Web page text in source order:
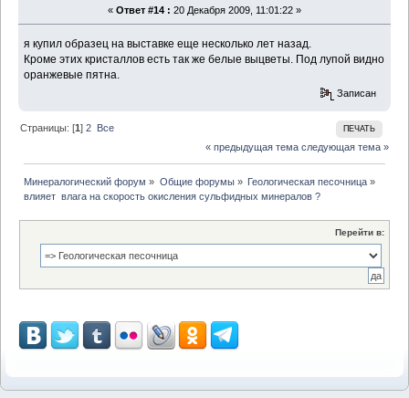
« Ответ #14 : 20 Декабря 2009, 11:01:22 »
я купил образец на выставке еще несколько лет назад.
Кроме этих кристаллов есть так же белые выцветы. Под лупой видно
оранжевые пятна.
Записан
ПЕЧАТЬ
Страницы: [1]2 Все
« предыдущая тема следующая тема »
Минералогический форум » Общие форумы» Геологическая песочница»
влияет  влага на скорость окисления сульфидных минералов ?
Перейти в: